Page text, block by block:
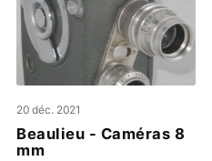
20 déc. 2021
Beaulieu - Caméras 8
mm